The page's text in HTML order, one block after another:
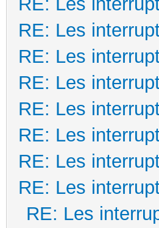
RE: Les
RE: Les
RE: Les
RE: Les
RE: Les
RE: Les
RE: Les
RE: Les